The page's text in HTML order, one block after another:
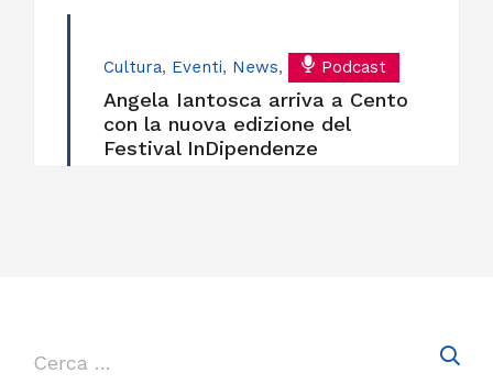
Cultura, Eventi, News, Podcast
Angela Iantosca arriva a Cento
con la nuova edizione del
Festival InDipendenze